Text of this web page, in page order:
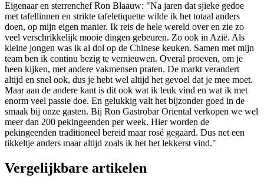
Eigenaar en sterrenchef Ron Blaauw: "Na jaren dat sjieke gedoe
met tafellinnen en strikte tafeletiquette wilde ik het totaal anders
doen, op mijn eigen manier. Ik reis de hele wereld over en zie zo
veel verschrikkelijk mooie dingen gebeuren. Zo ook in Azië. Als
kleine jongen was ik al dol op de Chinese keuken. Samen met mijn
team ben ik continu bezig te vernieuwen. Overal proeven, om je
heen kijken, met andere vakmensen praten. De markt verandert
altijd en snel ook, dus je hebt wel altijd het gevoel dat je mee moet.
Maar aan de andere kant is dit ook wat ik leuk vind en wat ik met
enorm veel passie doe. En gelukkig valt het bijzonder goed in de
smaak bij onze gasten. Bij Ron Gastrobar Oriental verkopen we wel
meer dan 200 pekingeenden per week. Hier worden de
pekingeenden traditioneel bereid maar rosé gegaard. Dus net een
tikkeltje anders maar altijd zoals ik het het lekkerst vind."
Vergelijkbare artikelen